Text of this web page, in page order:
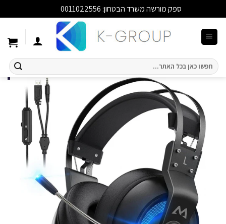
ספק מורשה משרד הבטחון: 0011022556
חיפוש
עבור: